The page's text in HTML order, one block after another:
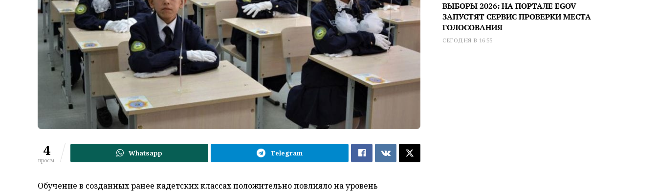
4
просм.
Whatsapp Telegram
Обучение в созданных ранее кадетских классах положительно повлияло на уровень
ВЫБОРЫ 2026: НА ПОРТАЛЕ EGOV
ЗАПУСТЯТ СЕРВИС ПРОВЕРКИ МЕСТА
ГОЛОСОВАНИЯ
СЕГОДНЯ В 16:55